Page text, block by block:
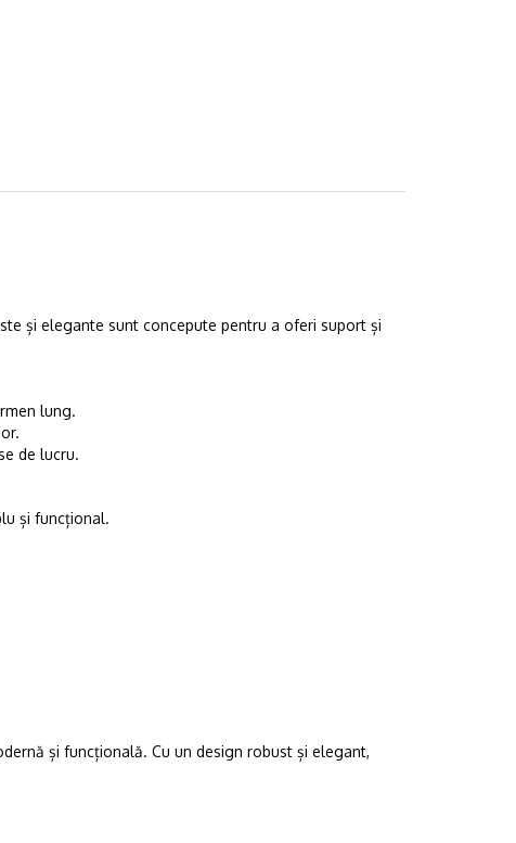
și elegante sunt concepute pentru a oferi suport și
lung.
de lucru.
și funcțional.
și funcțională. Cu un design robust și elegant,